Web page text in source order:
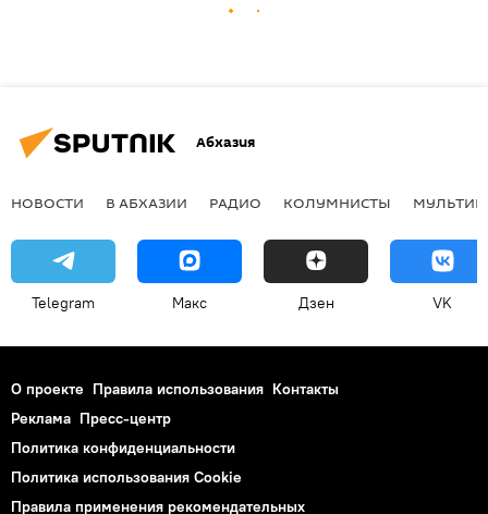
Абхазия
НОВОСТИ В АБХАЗИИ РАДИО КОЛУМНИСТЫ
Telegram Макс Дзен VK
О проекте Правила использования Контакты
Реклама Пресс-центр
Политика конфиденциальности
Политика использования Cookie
Правила применения рекомендательных